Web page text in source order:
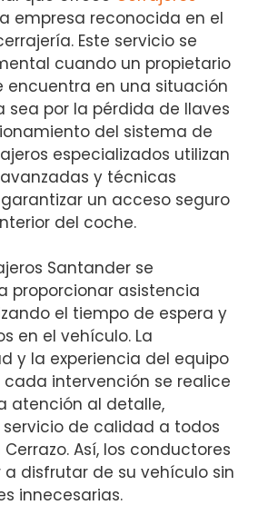
empresa reconocida en el
Este servicio se
cuando un propietario
encuentra en una situación
sea por la pérdida de llaves
del sistema de
especializados utilizan
y técnicas
un acceso seguro
del coche.
Santander se
proporcionar asistencia
el tiempo de espera y
en el vehículo. La
y la experiencia del equipo
intervención se realice
atención al detalle,
de calidad a todos
Así, los conductores
a disfrutar de su vehículo sin
innecesarias.